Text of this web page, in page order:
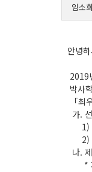
임소희
안녕
2019
박사
「최
가.
1)
2)
나.
* 제